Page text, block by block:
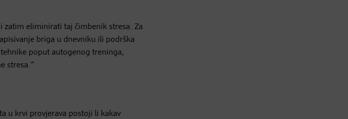
zatim eliminirati taj čimbenik stresa. Za
briga u dnevniku ili podrška
poput autogenog treninga,
stresa.“
u krvi provjerava postoji li kakav